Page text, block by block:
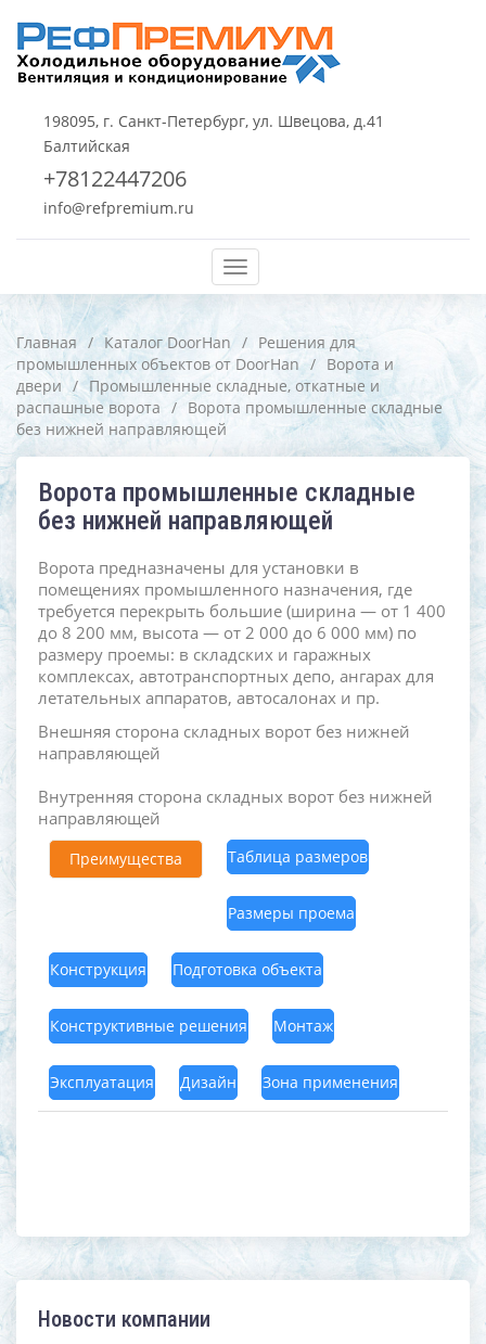
198095, г. Санкт-Петербург, ул. Швецова, д.41
Балтийская
+78122447206
info@refpremium.ru
Меню
Главная / Каталог DoorHan / Решения для
промышленных объектов от DoorHan / Ворота и
двери / Промышленные складные, откатные и
распашные ворота / Ворота промышленные складные
без нижней направляющей
Ворота промышленные складные
без нижней направляющей
Ворота предназначены для установки в
помещениях промышленного назначения, где
требуется перекрыть большие (ширина — от 1 400
до 8 200 мм, высота — от 2 000 до 6 000 мм) по
размеру проемы: в складских и гаражных
комплексах, автотранспортных депо, ангарах для
летательных аппаратов, автосалонах и пр.
Внешняя сторона складных ворот без нижней
направляющей
Внутренняя сторона складных ворот без нижней
направляющей
Преимущества Таблица размеров
Размеры проема
Конструкция Подготовка объекта
Конструктивные решения Монтаж
Эксплуатация Дизайн Зона применения
Новости компании